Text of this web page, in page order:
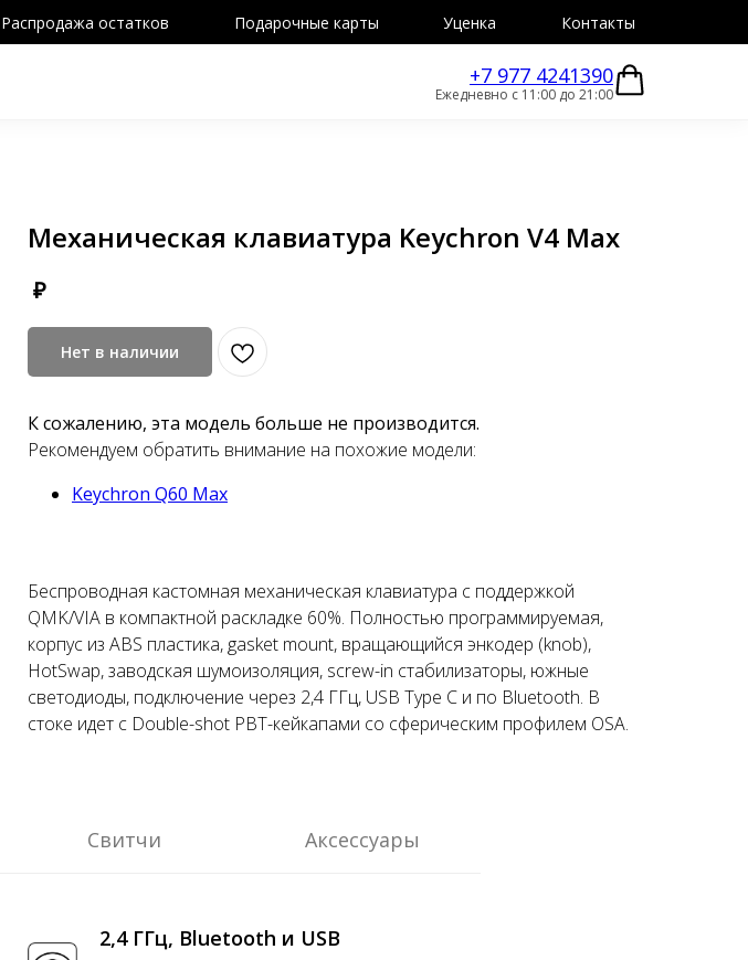
Распродажа остатков Подарочные карты Уценка Контакты
+7 977 4241390
Ежедневно с 11:00 до 21:00
Механическая клавиатура Keychron V4 Max
₽
Нет в наличии
К сожалению, эта модель больше не производится.
Рекомендуем обратить внимание на похожие модели:
Keychron Q60 Max
Беспроводная кастомная механическая клавиатура с поддержкой
QMK/VIA в компактной раскладке 60%. Полностью программируемая,
корпус из ABS пластика, gasket mount, вращающийся энкодер (knob),
HotSwap, заводская шумоизоляция, screw-in стабилизаторы, южные
светодиоды, подключение через 2,4 ГГц, USB Type C и по Bluetooth. В
стоке идет с Double-shot PBT-кейкапами со сферическим профилем OSA.
Свитчи Аксессуары
2,4 ГГц, Bluetooth и USB